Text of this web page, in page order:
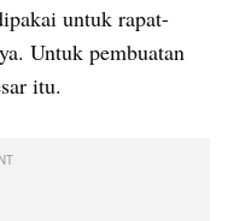
untuk rapat-
Untuk pembuatan
itu.